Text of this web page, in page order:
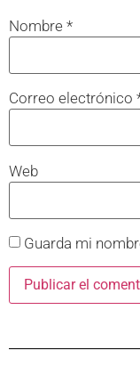
Nombre *
Correo electrónico
Web
Guarda mi